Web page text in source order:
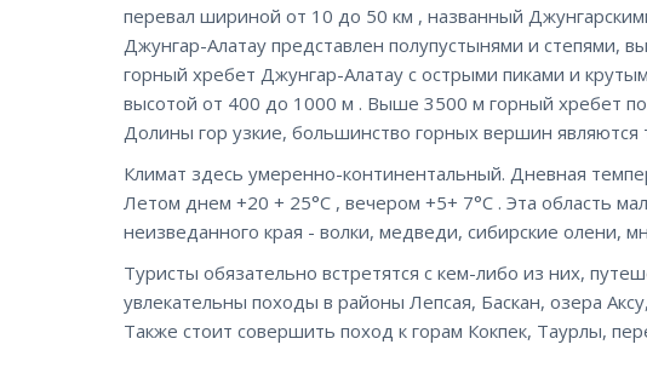
перевал шириной от 10 до 50 км , названный
Джунгар-Алатау представлен полупустынями и степями,
горный хребет Джунгар-Алатау с острыми пиками и
высотой от 400 до 1000 м . Выше 3500 м горный хребет
Долины гор узкие, большинство горных вершин являются
Климат здесь умеренно-континентальный. Дневная
Летом днем +20 + 25°C , вечером +5+ 7°C . Эта область
неизведанного края - волки, медведи, сибирские олени,
Туристы обязательно встретятся с кем-либо из них,
увлекательны походы в районы Лепсая, Баскан, озера
Также стоит совершить поход к горам Кокпек, Таурлы,